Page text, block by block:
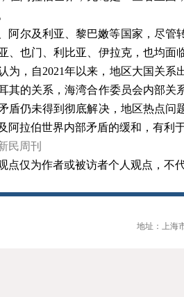
阿尔及利亚、黎巴嫩等国家，尽管
、也门、利比亚、伊拉克，也均
为，自2021年以来，地区大国关系
其的关系，海湾合作委员会内部
盾仍未得到彻底解决，地区热点
阿拉伯世界内部矛盾的缓和，有利
民周刊
观点仅为作者或被访者个人观点，不
地址：上海